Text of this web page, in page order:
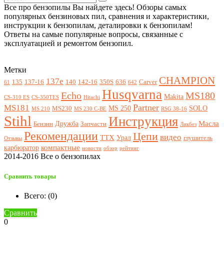
Все про бензопилы Вы найдете здесь! Обзоры самых
популярных бензиновых пил, сравнения и характеристики,
инструкции к бензопилам, деталировки к бензопилам!
Ответы на самые популярные вопросы, связанные с
эксплуатацией и ремонтом бензопил.
Метки
61 135 137-16 137e 140 142-16 350S 636 642 Carver CHAMPION
CS-310 ES CS-350TES Echo Hitachi Husqvarna Makita MS180
MS181 MS 210 MS230 MS 230 C-BE MS 250 Partner RSG 38-16 SOLO
Stihl Бензин Дружба Запчасти Инструкция Ликбез Масла
Отзывы Рекомендации ТТХ Урал Цепи видео глушитель
карбюратор компактные новости обзор рейтинг
2014-2016 Все о бензопилах
Сравнить товары
Всего: (0)
Сравнить
0